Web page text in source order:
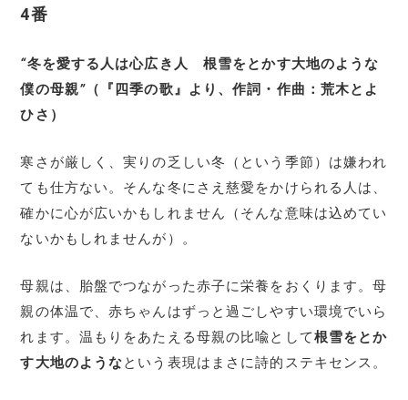
4番
“冬を愛する人は心広き人 根雪をとかす大地のような
僕の母親” （『四季の歌』より、作詞・作曲：荒木とよ
ひさ）
寒さが厳しく、実りの乏しい冬（という季節）は嫌われ
ても仕方ない。そんな冬にさえ慈愛をかけられる人は、
確かに心が広いかもしれません（そんな意味は込めてい
ないかもしれませんが）。
母親は、胎盤でつながった赤子に栄養をおくります。母
親の体温で、赤ちゃんはずっと過ごしやすい環境でいら
れます。温もりをあたえる母親の比喩として根雪をとか
す大地のようなという表現はまさに詩的ステキセンス。